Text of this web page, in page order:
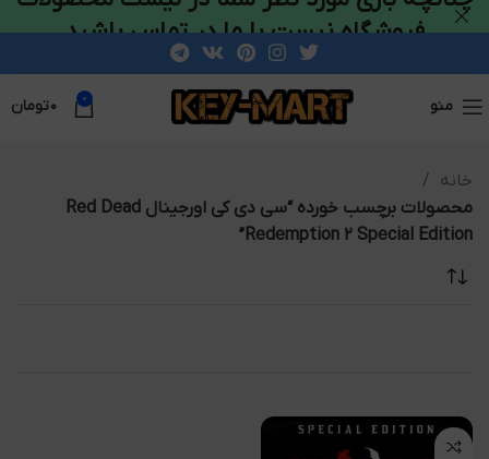
منو 0 ۰تومان
خانه
محصولات برچسب خورده “سی دی کی اورجینال Red Dead
Redemption 2 Special Edition”
فروشگاه نیست با ما در تماس باشید